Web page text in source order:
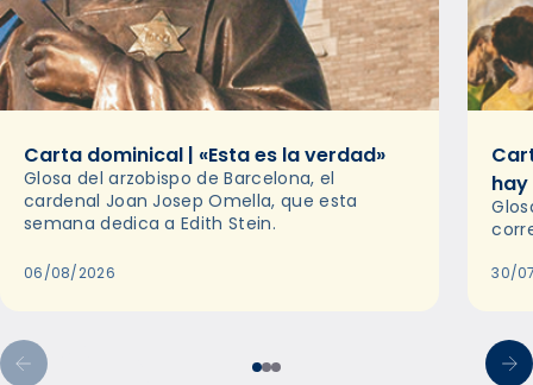
Carta dominical | «Esta es la verdad»
Glosa del arzobispo de Barcelona, el
cardenal Joan Josep Omella, que esta
semana dedica a Edith Stein.
06/08/2026 30/